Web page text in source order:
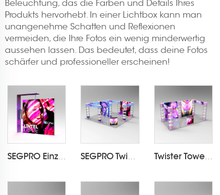
Beleuchtung, das die Farben und Details Ihres
Produkts hervorhebt. In einer Lichtbox kann man
unangenehme Schatten und Reflexionen
vermeiden, die Ihre Fotos ein wenig minderwertig
aussehen lassen. Das bedeutet, dass deine Fotos
schärfer und professioneller erscheinen!
SEGPRO Einzelhandels Light Box Booth SEGPRO Twister Tower Light Box Booth Twister Tower Light Box Booth LT-07ZHP120-001